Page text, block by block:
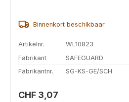
Binnenkort beschikbaar
Artikelnr.
WL10823
Fabrikant
SAFEGUARD
Fabrikantnr.
SG-KS-GE/SCH
Normale prijs:
CHF 3,07